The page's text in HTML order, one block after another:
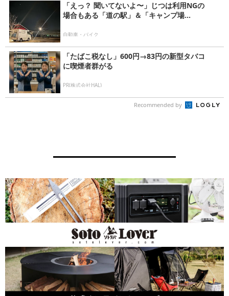
「えっ？ 聞いてないよ〜」じつは利用NGの
場合もある「道の駅」＆「キャンプ場...
自動車・バイク
「たばこ税なし」600円→83円の新型タバコ
に喫煙者群がる
PR(株式会社HAL)
Recommended by